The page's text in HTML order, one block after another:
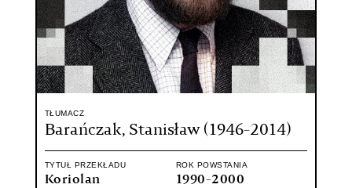
TŁUMACZ
Barańczak, Stanisław (1946-2014)
TYTUŁ PRZEKŁADU
Koriolan
ROK POWSTANIA
1990-2000